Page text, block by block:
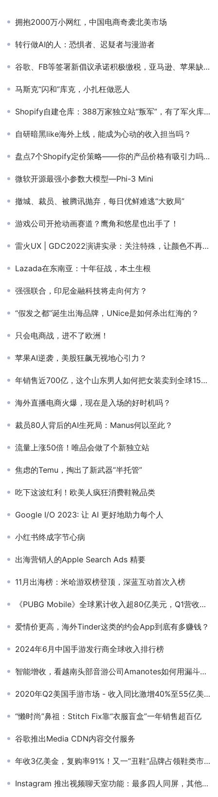
拥抱2000万小网红，中国电商奇袭北美市场
转行做AI的人：恐惧者、迟疑者与漫游者
谷歌、FB等签署新倡议承诺积极缴税，亚马逊、苹果缺席
马斯克“闪和”库克，小扎枉做恶人
Shopify自建仓库：388万家独立站“叛军”，有了军火库与高速路
自研暗黑like海外上线，能成为心动的收入担当吗？
盘点7个Shopify定价策略——你的产品价格有吸引力吗？
微软开源最强小参数大模型—Phi-3 Mini
撤城、裁员、被腾讯抛弃，每日优鲜难逃“大败局”
游戏公司开抢动画赛道？鹰角和悠星也出手了！
雷火UX | GDC2022演讲实录：关注特殊，让颜色不再成为认知障碍
Lazada在东南亚：十年征战，本土生根
强强联合，印尼金融科技将走向何方？
“假发之都”诞生出海品牌，UNice是如何杀出红海的？
只会电商战，进不了欧洲！
苹果AI逆袭，美股狂飙无视地心引力？
年销售近700亿，这个山东男人如何把女装卖到全球150多个国家和地区？
海外直播电商火爆，现在是入场的好时机吗？
裁员80人背后的AI生死局：Manus何以至此？
流量上涨50倍！唯品会做了个新独立站
焦虑的Temu，掏出了新武器“半托管”
吃下这波红利！欧美人疯狂消费鞋靴品类
Google I/O 2023: 让 AI 更好地助力每个人
小红书终成字节心病
出海营销人的Apple Search Ads 精要
11月出海榜：米哈游双榜登顶，深蓝互动首次入榜
《PUBG Mobile》全球累计收入超80亿美元，Q1营收仅次于《王者荣耀》
爱情价更高，海外Tinder这类的约会App到底有多赚钱？
2024年6月中国手游发行商全球收入排行榜
智能增收，看越南头部音游公司Amanotes如何用漏斗模型重塑变现新路径
2020年Q2美国手游市场 - 收入同比激增40%至55亿美元，疫情改写市场结构
“懒时尚”鼻祖：Stitch Fix靠“衣服盲盒”一年销售超百亿
谷歌推出Media CDN内容交付服务
年收3亿美金，复购率91%！又一“丑鞋”品牌占领鞋类市场？
Instagram 推出视频聊天室功能：最多四人同屏，其他用户可观看